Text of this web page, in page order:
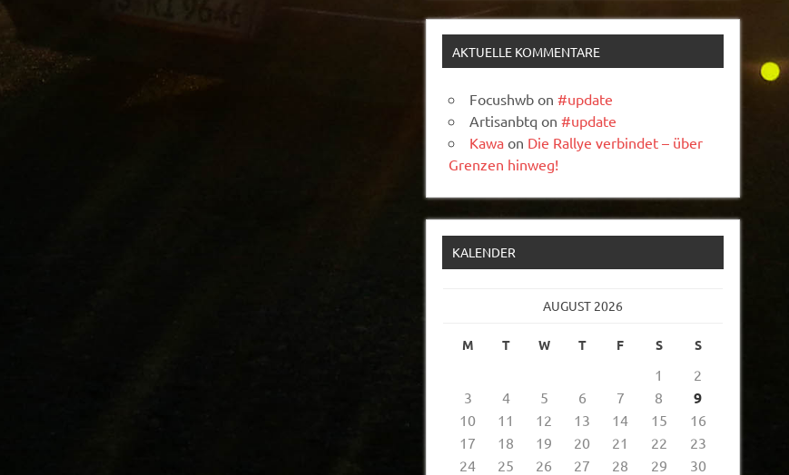
AKTUELLE KOMMENTARE
Focushwb on#update
Artisanbtq on#update
Kawa on Die Rallye verbindet – über
Grenzen hinweg!
KALENDER
AUGUST 2026
M T W T F S S
1
2
3
4 5 6 7 8 9
10 11 12 13 14 15
16
17
18 19 20 21 22
23
24
25 26 27 28 29 30